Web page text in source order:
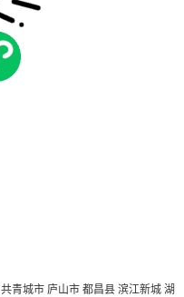
共青城市 庐山市 都昌县 滨江新城 湖